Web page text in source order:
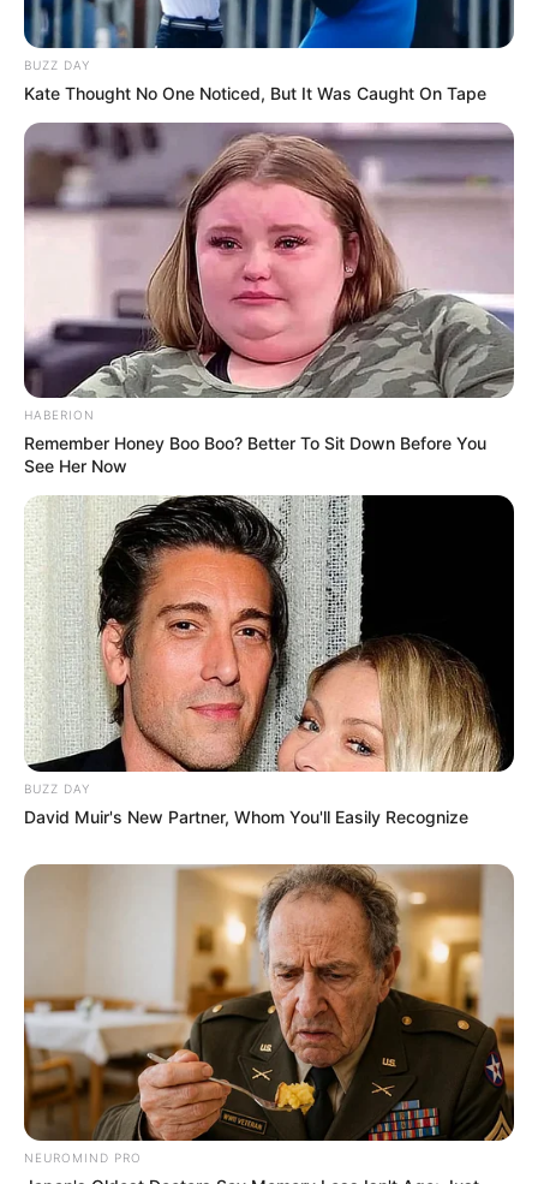
LIHAT ARTIKEL LAINNYA
Shenina Cinnamon
Megan Domani Beby Tsabina
BUZZ DAY
Kate Thought No One Noticed, But It Was Caught On Tape
HABERION
Remember Honey Boo Boo? Better To Sit Down Before You
See Her Now
BUZZ DAY
David Muir's New Partner, Whom You'll Easily Recognize
NEUROMIND PRO